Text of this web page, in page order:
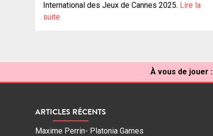
International des Jeux de Cannes 2025. Lire la
suite
À vous de jouer :
ARTICLES RÉCENTS
Maxime Perrin- Platonia Games